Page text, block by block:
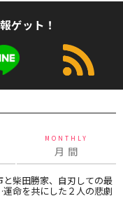
ゲット！
MONTHLY
月 間
と柴田勝家、自刃しての最
命を共にした２人の悲劇